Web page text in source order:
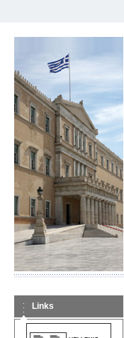
Links